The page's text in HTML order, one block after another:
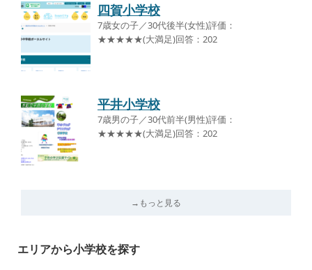
四賀小学校
7歳女の子／30代後半(女性)評価：
★★★★★(大満足)回答：202
平井小学校
7歳男の子／30代前半(男性)評価：
★★★★★(大満足)回答：202
→もっと見る
エリアから小学校を探す